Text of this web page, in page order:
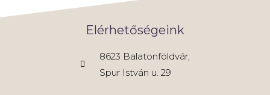
Elérhetőségeink
8623 Balatonföldvár,
Spur István u. 29